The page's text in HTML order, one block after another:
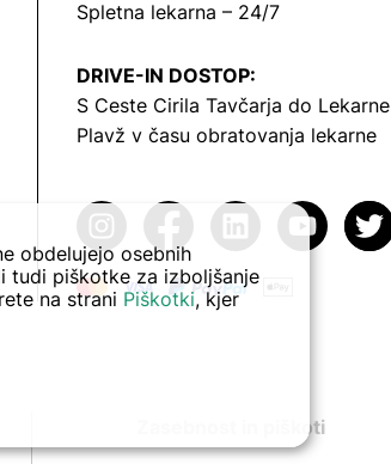
Spletna lekarna – 24/7
DRIVE-IN DOSTOP:
S Ceste Cirila Tavčarja do Lekarne
Plavž v času obratovanja lekarne
Zasebnost in piškoti
obdelujejo osebnih
tudi piškotke za izboljšanje
na strani Piškotki, kjer